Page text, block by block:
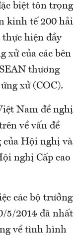
biệt tôn trọng
kinh tế 200 hải
thực hiện đầy
xử của các bên
thương
xử (COC).
Nam đề nghị
về vấn đề
của Hội nghị và
nghị Cấp cao
các bộ trưởng
5/2014 đã nhất
về tình hình